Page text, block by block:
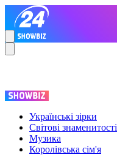
Українські зірки
Світові знаменитості
Музика
Королівська сім'я